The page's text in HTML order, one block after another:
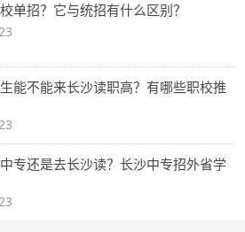
单招？它与统招有什么区别？
能不能来长沙读职高？有哪些职校推
专还是去长沙读？长沙中专招外省学